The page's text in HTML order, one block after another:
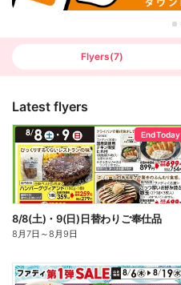
Flyers(7)
Latest flyers
End Today
8/8(土)・9(日)日替わりご奉仕品
8月7日 ～8月9日